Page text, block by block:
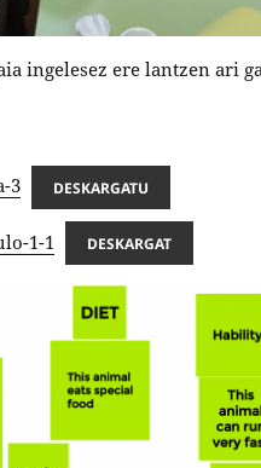
ingelesez ere lantzen ari
3 DESKARGATU
1-1 DESKARGAT